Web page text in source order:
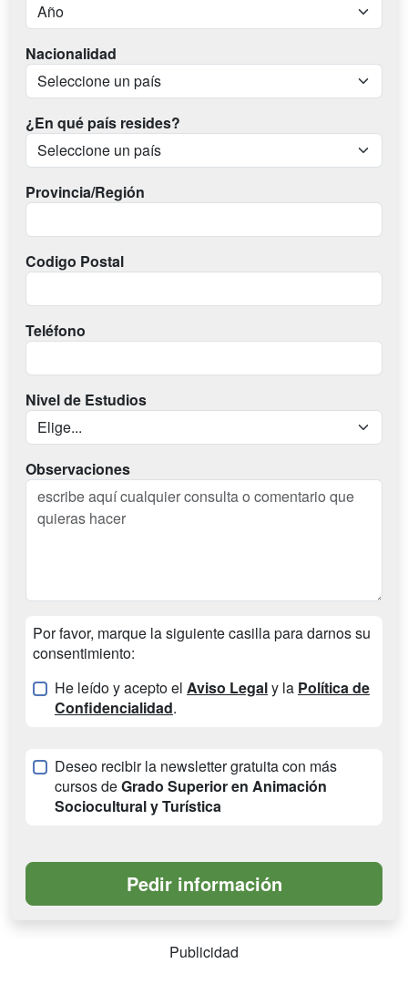
Nacionalidad
¿En qué país resides?
Provincia/Región
Codigo Postal
Teléfono
Nivel de Estudios
Observaciones
Por favor, marque la siguiente casilla para darnos su
consentimiento:
He leído y acepto el Aviso Legaly la Política de
Confidencialidad.
Deseo recibir la newsletter gratuita con más
cursos deGrado Superior en Animación
Sociocultural y Turística
Publicidad